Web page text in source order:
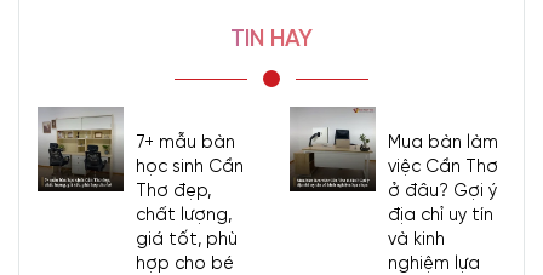
TIN HAY
7+ mẫu bàn
học sinh Cần
Thơ đẹp,
chất lượng,
giá tốt, phù
hợp cho bé
Mua bàn làm
việc Cần Thơ
ở đâu? Gợi ý
địa chỉ uy tín
và kinh
nghiệm lựa